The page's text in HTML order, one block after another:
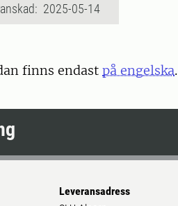
2025-05-14
finns endast på engelska.
Leveransadress